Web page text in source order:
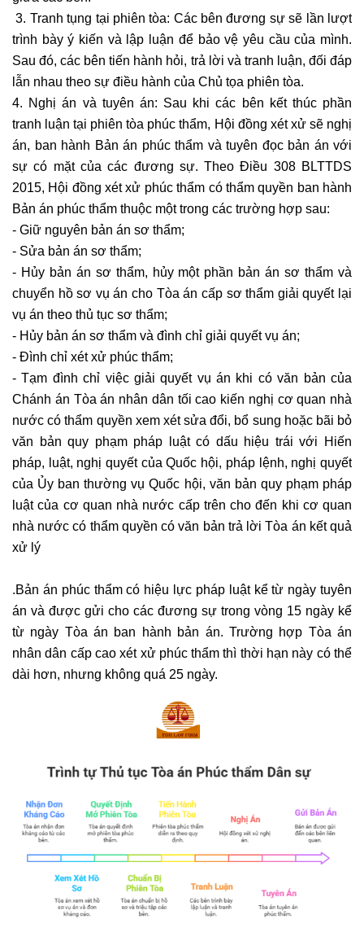
3. Tranh tụng tại phiên tòa: Các bên đương sự sẽ lần lượt
trình bày ý kiến và lập luận để bảo vệ yêu cầu của mình.
Sau đó, các bên tiến hành hỏi, trả lời và tranh luận, đối đáp
lẫn nhau theo sự điều hành của Chủ tọa phiên tòa.
4. Nghị án và tuyên án: Sau khi các bên kết thúc phần
tranh luận tại phiên tòa phúc thẩm, Hội đồng xét xử sẽ nghị
án, ban hành Bản án phúc thẩm và tuyên đọc bản án với
sự có mặt của các đương sự. Theo Điều 308 BLTTDS
2015, Hội đồng xét xử phúc thẩm có thẩm quyền ban hành
Bản án phúc thẩm thuộc một trong các trường hợp sau:
- Giữ nguyên bản án sơ thẩm;
- Sửa bản án sơ thẩm;
- Hủy bản án sơ thẩm, hủy một phần bản án sơ thẩm và
chuyển hồ sơ vụ án cho Tòa án cấp sơ thẩm giải quyết lại
vụ án theo thủ tục sơ thẩm;
- Hủy bản án sơ thẩm và đình chỉ giải quyết vụ án;
- Đình chỉ xét xử phúc thẩm;
- Tạm đình chỉ việc giải quyết vụ án khi có văn bản của
Chánh án Tòa án nhân dân tối cao kiến nghị cơ quan nhà
nước có thẩm quyền xem xét sửa đổi, bổ sung hoặc bãi bỏ
văn bản quy phạm pháp luật có dấu hiệu trái với Hiến
pháp, luật, nghị quyết của Quốc hội, pháp lệnh, nghị quyết
của Ủy ban thường vụ Quốc hội, văn bản quy phạm pháp
luật của cơ quan nhà nước cấp trên cho đến khi cơ quan
nhà nước có thẩm quyền có văn bản trả lời Tòa án kết quả
xử lý
.Bản án phúc thẩm có hiệu lực pháp luật kể từ ngày tuyên
án và được gửi cho các đương sự trong vòng 15 ngày kể
từ ngày Tòa án ban hành bản án. Trường hợp Tòa án
nhân dân cấp cao xét xử phúc thẩm thì thời hạn này có thể
dài hơn, nhưng không quá 25 ngày.